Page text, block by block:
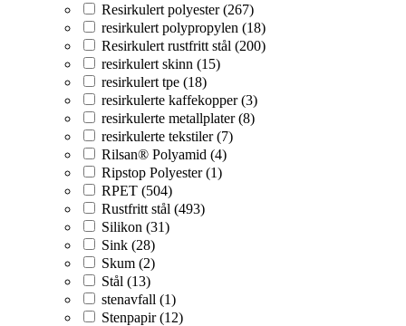
Resirkulert polyester (267)
resirkulert polypropylen (18)
Resirkulert rustfritt stål (200)
resirkulert skinn (15)
resirkulert tpe (18)
resirkulerte kaffekopper (3)
resirkulerte metallplater (8)
resirkulerte tekstiler (7)
Rilsan® Polyamid (4)
Ripstop Polyester (1)
RPET (504)
Rustfritt stål (493)
Silikon (31)
Sink (28)
Skum (2)
Stål (13)
stenavfall (1)
Stenpapir (12)